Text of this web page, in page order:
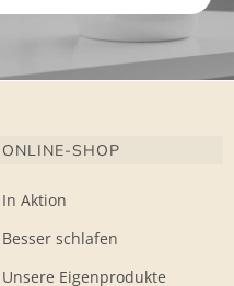
ONLINE-SHOP
In Aktion
Besser schlafen
Unsere Eigenprodukte